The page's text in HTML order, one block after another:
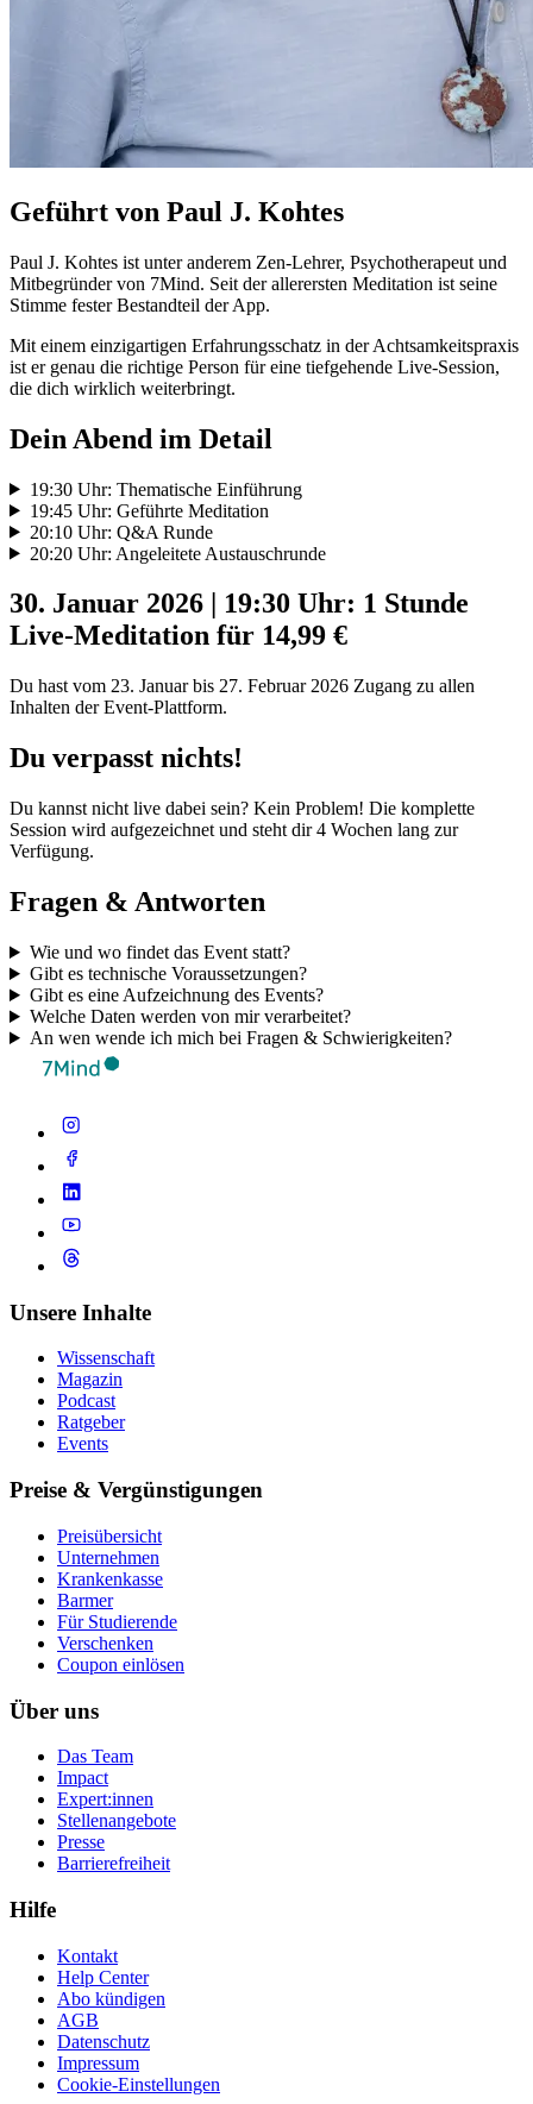
Geführt von Paul J. Kohtes
Paul J. Kohtes ist unter anderem Zen-Lehrer, Psychotherapeut und
Mitbegründer von 7Mind. Seit der allerersten Meditation ist seine
Stimme fester Bestandteil der App.
Mit einem einzigartigen Erfahrungsschatz in der Achtsamkeitspraxis
ist er genau die richtige Person für eine tiefgehende Live-Session,
die dich wirklich weiterbringt.
Dein Abend im Detail
19:30 Uhr: Thematische Einführung
19:45 Uhr: Geführte Meditation
20:10 Uhr: Q&A Runde
20:20 Uhr: Angeleitete Austauschrunde
30. Januar 2026 | 19:30 Uhr: 1 Stunde
Live-Meditation für 14,99 €
Du hast vom 23. Januar bis 27. Februar 2026 Zugang zu allen
Inhalten der Event-Plattform.
Du verpasst nichts!
Du kannst nicht live dabei sein? Kein Problem! Die komplette
Session wird aufgezeichnet und steht dir 4 Wochen lang zur
Verfügung.
Fragen & Antworten
Wie und wo findet das Event statt?
Gibt es technische Voraussetzungen?
Gibt es eine Aufzeichnung des Events?
Welche Daten werden von mir verarbeitet?
An wen wende ich mich bei Fragen & Schwierigkeiten?
Unsere Inhalte
Wissenschaft
Magazin
Podcast
Ratgeber
Events
Preise & Vergünstigungen
Preisübersicht
Unternehmen
Krankenkasse
Barmer
Für Studierende
Ver­schen­ken
Coupon einlösen
Über uns
Das Team
Impact
Expert:innen
Stellenangebote
Presse
Barrierefreiheit
Hilfe
Kontakt
Help Center
Abo kündigen
AGB
Datenschutz
Impressum
Cookie-Einstellungen